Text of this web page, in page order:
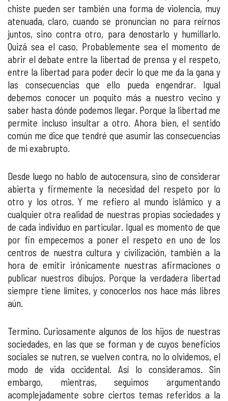
chiste pueden ser también una forma de violencia, muy
atenuada, claro, cuando se pronuncian no para reírnos
juntos, sino contra otro, para denostarlo y humillarlo.
Quizá sea el caso. Probablemente sea el momento de
abrir el debate entre la libertad de prensa y el respeto,
entre la libertad para poder decir lo que me da la gana y
las consecuencias que ello pueda engendrar. Igual
debemos conocer un poquito más a nuestro vecino y
saber hasta dónde podemos llegar. Porque la libertad me
permite incluso insultar a otro. Ahora bien, el sentido
común me dice que tendré que asumir las consecuencias
de mi exabrupto.
Desde luego no hablo de autocensura, sino de considerar
abierta y firmemente la necesidad del respeto por lo
otro y los otros. Y me refiero al mundo islámico y a
cualquier otra realidad de nuestras propias sociedades y
de cada individuo en particular. Igual es momento de que
por fin empecemos a poner el respeto en uno de los
centros de nuestra cultura y civilización, también a la
hora de emitir irónicamente nuestras afirmaciones o
publicar nuestros dibujos. Porque la verdadera libertad
siempre tiene límites, y conocerlos nos hace más libres
aún.
Termino. Curiosamente algunos de los hijos de nuestras
sociedades, en las que se forman y de cuyos beneficios
sociales se nutren, se vuelven contra, no lo olvidemos, el
modo de vida occidental. Así lo consideramos. Sin
embargo, mientras, seguimos argumentando
acomplejadamente sobre ciertos temas referidos a la